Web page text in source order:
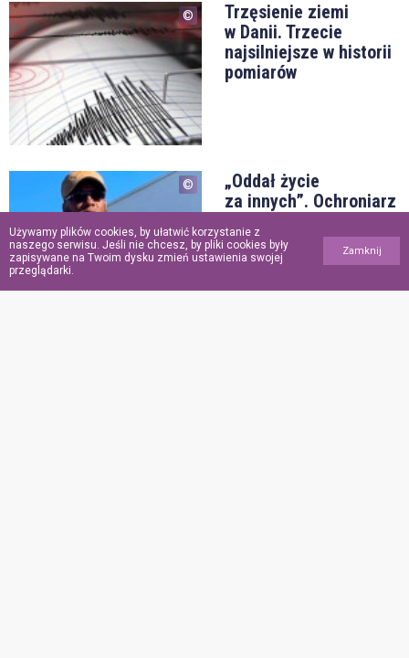
Trzęsienie ziemi
w Danii. Trzecie
najsilniejsze w historii
pomiarów
„Oddał życie
za innych”. Ochroniarz
ratując wiernych
podczas ataku w USA
Używamy plików cookies, by ułatwić korzystanie z
naszego serwisu. Jeśli nie chcesz, by pliki cookies były
zapisywane na Twoim dysku zmień ustawienia swojej
przeglądarki.
Zamknij